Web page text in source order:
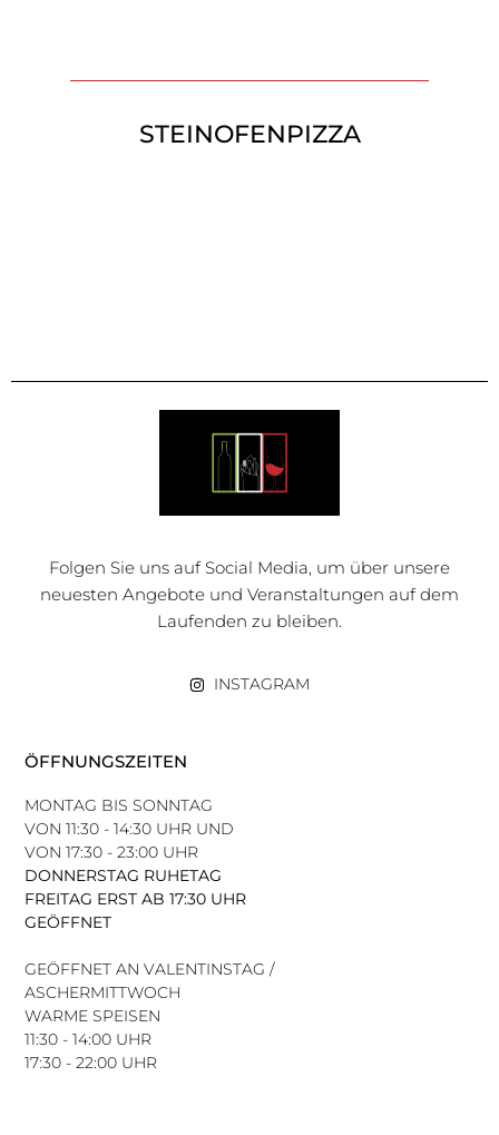
STEINOFENPIZZA
Folgen Sie uns auf Social Media, um über unsere
neuesten Angebote und Veranstaltungen auf dem
Laufenden zu bleiben.
INSTAGRAM
ÖFFNUNGSZEITEN
MONTAG BIS SONNTAG
VON 11:30 - 14:30 UHR UND
VON 17:30 - 23:00 UHR
DONNERSTAG RUHETAG
FREITAG ERST AB 17:30 UHR
GEÖFFNET
GEÖFFNET AN VALENTINSTAG /
ASCHERMITTWOCH
WARME SPEISEN
11:30 - 14:00 UHR
17:30 - 22:00 UHR